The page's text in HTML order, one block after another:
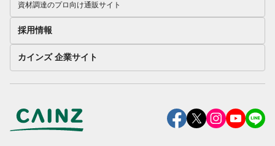
資材調達のプロ向け通販サイト
採用情報
カインズ 企業サイト